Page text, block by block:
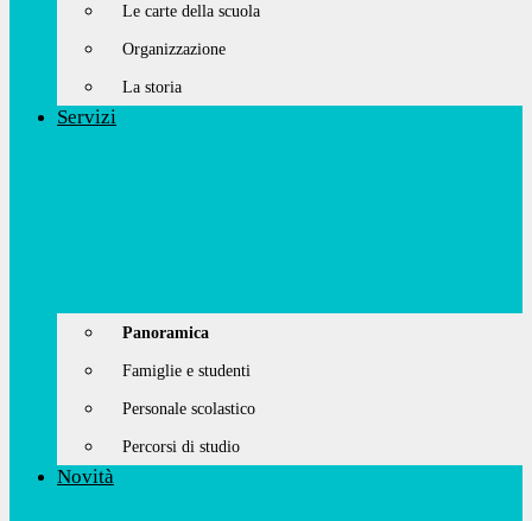
Le carte della scuola
Organizzazione
La storia
Servizi
Panoramica
Famiglie e studenti
Personale scolastico
Percorsi di studio
Novità